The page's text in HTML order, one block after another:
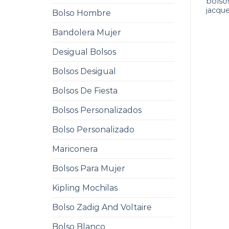
Bolso Hombre
Bandolera Mujer
Desigual Bolsos
Bolsos Desigual
Bolsos De Fiesta
Bolsos Personalizados
Bolso Personalizado
Mariconera
Bolsos Para Mujer
Kipling Mochilas
Bolso Zadig And Voltaire
Bolso Blanco